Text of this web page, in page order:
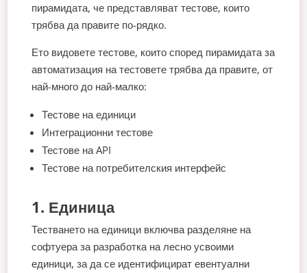
пирамидата, че представляват тестове, които
трябва да правите по-рядко.
Ето видовете тестове, които според пирамидата за
автоматизация на тестовете трябва да правите, от
най-много до най-малко:
Тестове на единици
Интеграционни тестове
Тестове на API
Тестове на потребителския интерфейс
1. Единица
Тестването на единици включва разделяне на
софтуера за разработка на лесно усвоими
единици, за да се идентифицират евентуални